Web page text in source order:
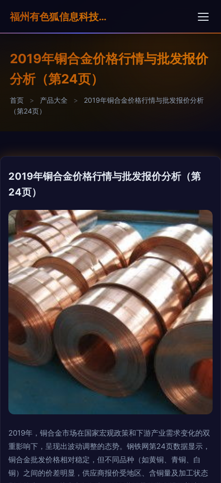
福州有色狐信息科技有限公司
2019年铜合金价格行情与批发报价
分析（第24页）
首页 > 产品大全 >
2019年铜合金价格行情与批发报价分析
（第24页）
2019年铜合金价格行情与批发报价分析（第
24页）
2019年，铜合金市场在国家宏观政策和下游产业需求变化的双
重影响下，呈现出波动调整的态势。钢铁网第24页数据显示，
铜合金批发价格相对稳定，但不同品种（如黄铜、青铜、白
铜）之间的价差明显，供应商报价受地区、含铜量及加工状态